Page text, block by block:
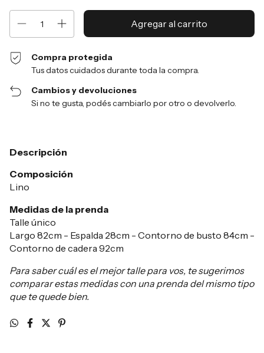
Compra protegida
Tus datos cuidados durante toda la compra.
Cambios y devoluciones
Si no te gusta, podés cambiarlo por otro o devolverlo.
Descripción
Composición
Lino
Medidas de la prenda
Talle único
Largo 82cm - Espalda 28cm - Contorno de busto 84cm -
Contorno de cadera 92cm
Para saber cuál es el mejor talle para vos, te sugerimos
comparar estas medidas con una prenda del mismo tipo
que te quede bien.